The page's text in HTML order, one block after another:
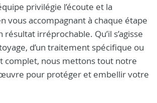
privilégie l’écoute et la
vous accompagnant à chaque étape
irréprochable. Qu’il s’agisse
d’un traitement spécifique ou
complet, nous mettons tout notre
pour protéger et embellir votre